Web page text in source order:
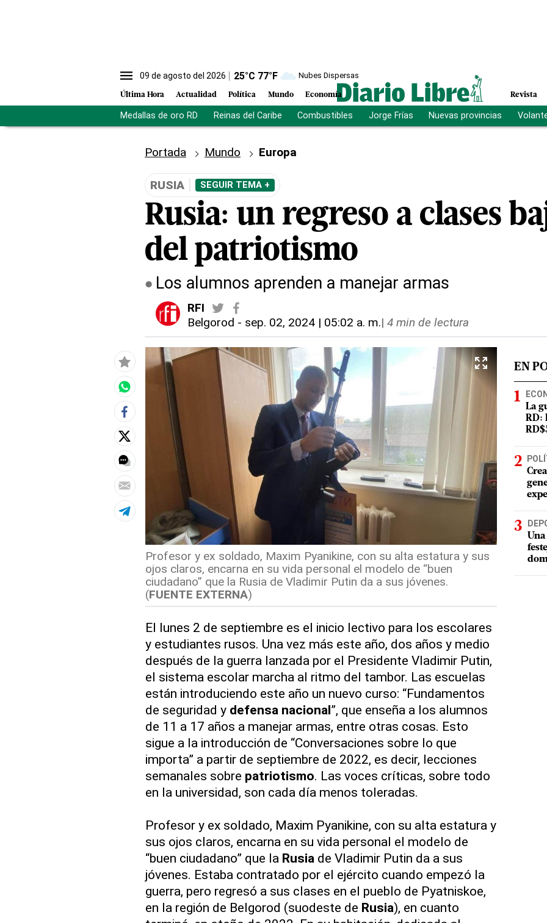
09 de agosto del 2026 25°C 77°F Nubes Dispersas
Última Hora Actualidad Política Mundo Economía Revista
Medallas de oro RD Reinas del Caribe Combustibles Jorge Frías Nuevas provincias
Portada Mundo Europa
RUSIA SEGUIR TEMA +
Rusia: un regreso a clases
del patriotismo
Los alumnos aprenden a manejar armas
RFI
Belgorod - sep. 02, 2024 | 05:02 a. m.| 4 min de lectura
Profesor y ex soldado, Maxim Pyanikine, con su alta estatura y sus
ojos claros, encarna en su vida personal el modelo de “buen
ciudadano” que la Rusia de Vladimir Putin da a sus jóvenes.
(FUENTE EXTERNA)
El lunes 2 de septiembre es el inicio lectivo para los escolares
y estudiantes rusos. Una vez más este año, dos años y medio
después de la guerra lanzada por el Presidente Vladimir Putin,
el sistema escolar marcha al ritmo del tambor. Las escuelas
están introduciendo este año un nuevo curso: “Fundamentos
de seguridad y defensa nacional”, que enseña a los alumnos
de 11 a 17 años a manejar armas, entre otras cosas. Esto
sigue a la introducción de “Conversaciones sobre lo que
importa” a partir de septiembre de 2022, es decir, lecciones
semanales sobre patriotismo. Las voces críticas, sobre todo
en la universidad, son cada día menos toleradas.
Profesor y ex soldado, Maxim Pyanikine, con su alta estatura y
sus ojos claros, encarna en su vida personal el modelo de
“buen ciudadano” que la Rusia de Vladimir Putin da a sus
jóvenes. Estaba contratado por el ejército cuando empezó la
guerra, pero regresó a sus clases en el pueblo de Pyatniskoe,
en la región de Belgorod (suodeste de Rusia), en cuanto
EN
La
RD: